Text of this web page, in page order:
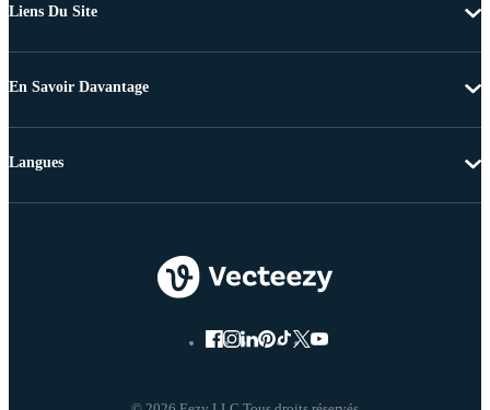
Liens Du Site
En Savoir Davantage
Langues